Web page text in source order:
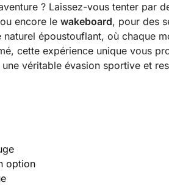
? Laissez-vous tenter par
ou encore le wakeboard, pour des
naturel époustouflant, où chaque
cette expérience unique vous
véritable évasion sportive et
option